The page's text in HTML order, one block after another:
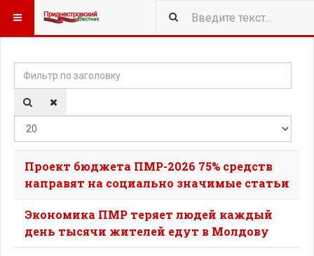
Фильтр по заголовку
Проект бюджета ПМР-2026 75% средств
направят на социально значимые статьи
Экономика ПМР теряет людей каждый
день тысячи жителей едут в Молдову